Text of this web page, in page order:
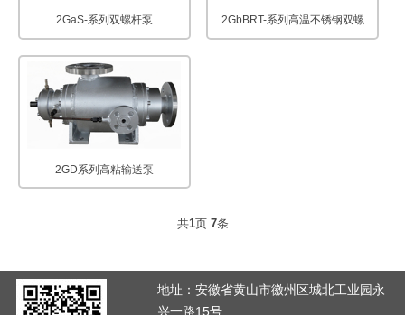
2GaS-系列双螺杆泵 2GbBRT-系列高温不锈钢双螺
2GD系列高粘输送泵
共1页 7条
地址：安徽省黄山市徽州区城北工业园永
兴一路15号